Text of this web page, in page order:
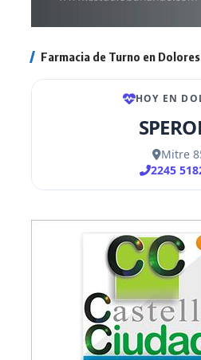
Farmacia de Turno en Dolores